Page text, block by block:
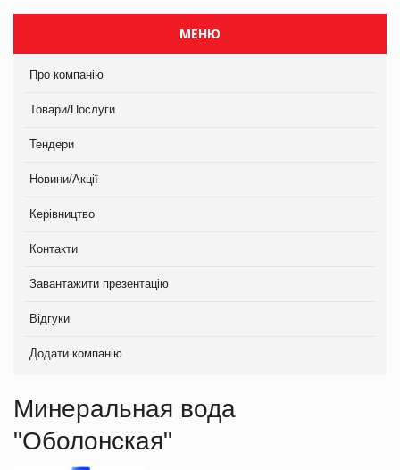
МЕНЮ
Про компанію
Товари/Послуги
Тендери
Новини/Акції
Керівництво
Контакти
Завантажити презентацію
Відгуки
Додати компанію
Минеральная вода
"Оболонская"